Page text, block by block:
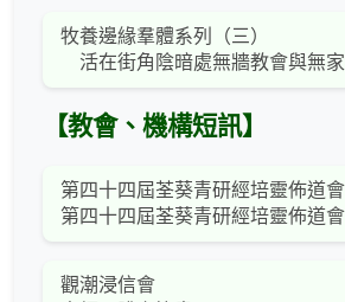
牧養邊緣羣體系列（三）
活在街角陰暗處無牆教會與無
【教會、機構短訊】
第四十四屆荃葵青研經培靈佈道會
第四十四屆荃葵青研經培靈佈道會
觀潮浸信會